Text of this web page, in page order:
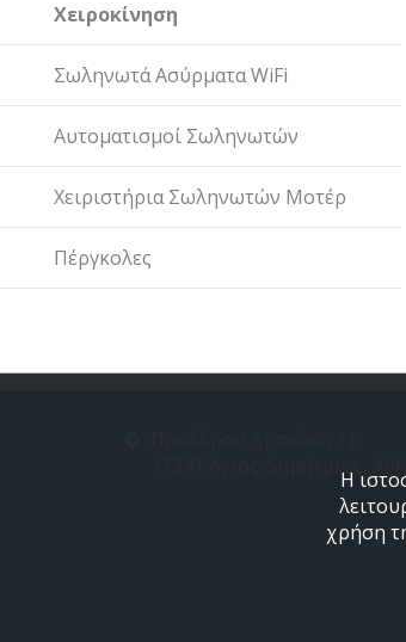
Χειροκίνηση
Σωληνωτά Ασύρματα WiFi
Αυτοματισμοί Σωληνωτών
Χειριστήρια Σωληνωτών Μοτέρ
Πέργκολες
17341 Άγιος Δημήτριος,
Η
χρήση